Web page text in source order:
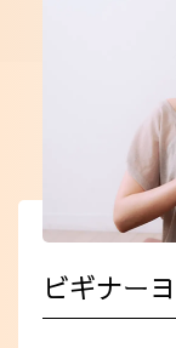
ビギナー